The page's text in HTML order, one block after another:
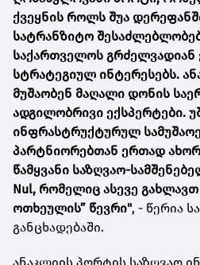
ქვეყნის როლს შუა
სატრანზიტო
საქართველოს გრძელვადიან
სტრატეგიულ ინტერესებს.
მუშაობენ მაღალი დონის
ადგილობრივი ექსპერტები.
ინფრასტრუქტურულ
პარტნიორებთან ერთად
წამყვანი საზღვაო-
Nul, რომელიც ასევე
ოთხეულის” წევრი", - წერია
განცხადებაში.
ანაკლიის პორტის საზღვაო